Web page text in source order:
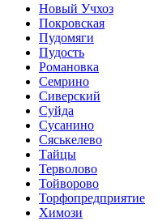
Новый Учхоз
Покровская
Пудомяги
Пудость
Романовка
Семрино
Сиверский
Суйда
Сусанино
Сяськелево
Тайцы
Терволово
Тойворово
Торфопредприятие
Химози